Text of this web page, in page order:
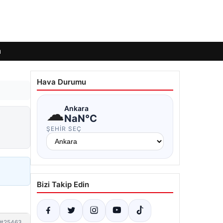
Hava Durumu
☁Ankara
NaN°C
ŞEHIR SEÇ
Bizi Takip Edin